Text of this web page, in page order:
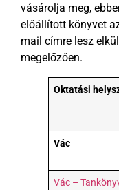
vásárolja meg,
előállított könyvet
mail címre lesz
megelőzően.
Oktatási
Vác
Vác –